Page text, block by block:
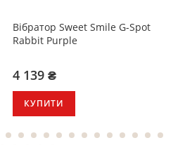
Вібратор Sweet Smile G-Spot
Rabbit Purple
4 139 ₴
КУПИТИ